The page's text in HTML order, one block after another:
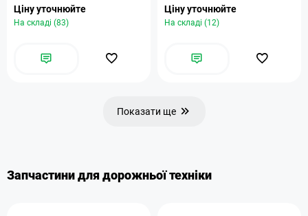
Ціну уточнюйте
На складі (83)
Ціну уточнюйте
На складі (12)
Показати ще
Запчастини для дорожньої техніки